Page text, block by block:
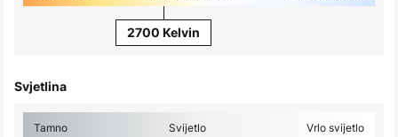
2700 Kelvin
Svjetlina
Tamno Svijetlo Vrlo svijetlo